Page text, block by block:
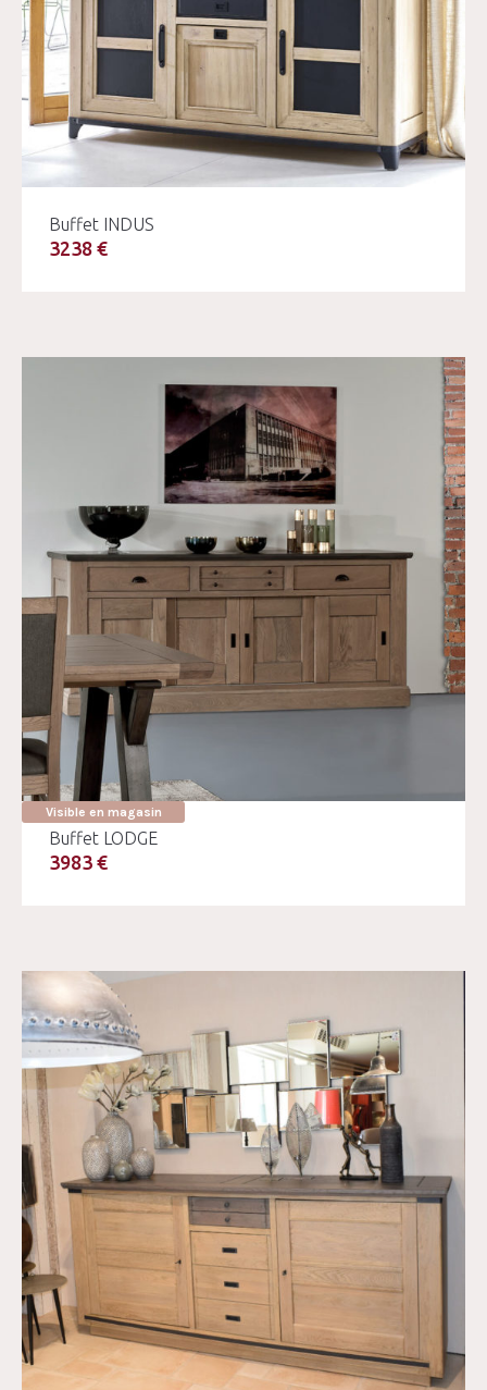
Buffet INDUS
3238 €
Visible en magasin
Buffet LODGE
3983 €